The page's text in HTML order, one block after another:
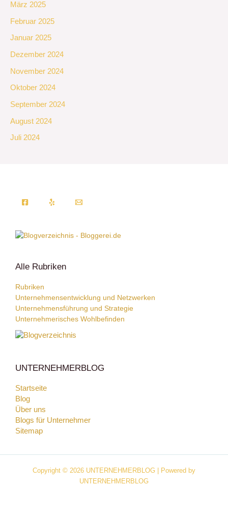
März 2025
Februar 2025
Januar 2025
Dezember 2024
November 2024
Oktober 2024
September 2024
August 2024
Juli 2024
Alle Rubriken
Rubriken
Unternehmensentwicklung und Netzwerken
Unternehmensführung und Strategie
Unternehmerisches Wohlbefinden
UNTERNEHMERBLOG
Startseite
Blog
Über uns
Blogs für Unternehmer
Sitemap
Copyright © 2026 UNTERNEHMERBLOG | Powered by
UNTERNEHMERBLOG